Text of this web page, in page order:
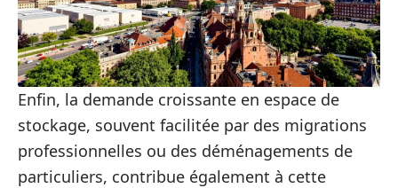
Enfin, la demande croissante en espace de
stockage, souvent facilitée par des migrations
professionnelles ou des déménagements de
particuliers, contribue également à cette